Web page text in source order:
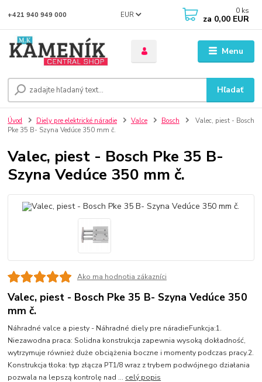
Menu
EUR
Hľadať
+421 940 949 000 0 ks
za 0,00 EUR
Úvod Diely pre elektrické náradie Valce Bosch
Valec, piest - Bosch
Pke 35 B- Szyna Vedúce 350 mm č.
Valec, piest - Bosch Pke 35 B-
Szyna Vedúce 350 mm č.
Ako ma hodnotia zákazníci
Valec, piest - Bosch Pke 35 B- Szyna Vedúce 350
mm č.
Náhradné valce a piesty - Náhradné diely pre náradieFunkcja:1.
Niezawodna praca: Solidna konstrukcja zapewnia wysoką dokładność,
wytrzymuje również duże obciążenia boczne i momenty podczas pracy.2.
Konstrukcja tłoka: typ złącza PT1/8 wraz z trybem podwójnego działania
pozwala na lepszą kontrolę nad ... celý popis